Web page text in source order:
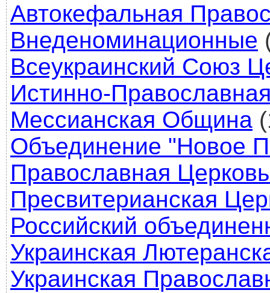
Автокефальная
Внеденоминационные
Всеукраинский Союз
Истинно-
Мессианская Община
Объединение "Новое
Православная
Пресвитерианская
Российский
Украинская
Украинская